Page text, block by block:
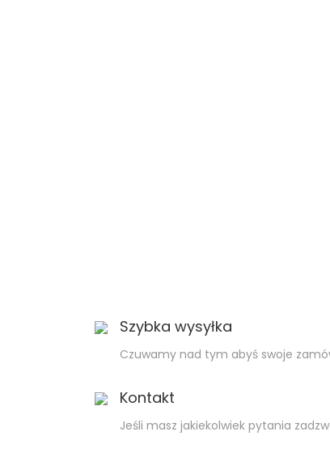
Szybka wysyłka
Czuwamy nad tym abyś swoje
Kontakt
Jeśli masz jakiekolwiek pytania